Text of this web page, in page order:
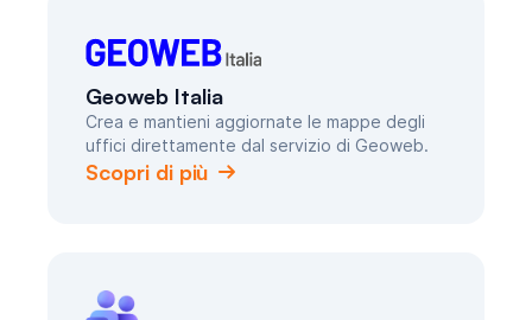
Geoweb Italia
Crea e mantieni aggiornate le mappe degli
uffici direttamente dal servizio di Geoweb.
Scopri di più